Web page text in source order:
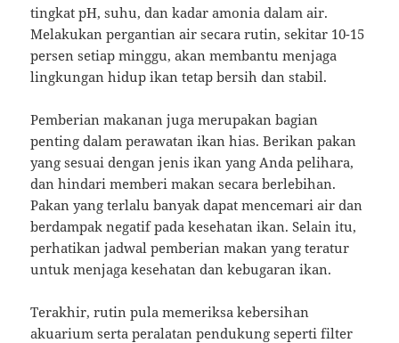
tingkat pH, suhu, dan kadar amonia dalam air.
Melakukan pergantian air secara rutin, sekitar 10-15
persen setiap minggu, akan membantu menjaga
lingkungan hidup ikan tetap bersih dan stabil.
Pemberian makanan juga merupakan bagian
penting dalam perawatan ikan hias. Berikan pakan
yang sesuai dengan jenis ikan yang Anda pelihara,
dan hindari memberi makan secara berlebihan.
Pakan yang terlalu banyak dapat mencemari air dan
berdampak negatif pada kesehatan ikan. Selain itu,
perhatikan jadwal pemberian makan yang teratur
untuk menjaga kesehatan dan kebugaran ikan.
Terakhir, rutin pula memeriksa kebersihan
akuarium serta peralatan pendukung seperti filter